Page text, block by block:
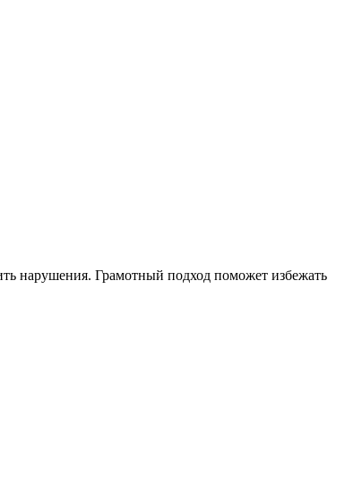
нарушения. Грамотный подход поможет избежать